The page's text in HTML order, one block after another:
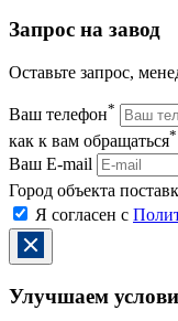
Запрос на завод
Оставьте запрос,
Ваш телефон*
как к вам обращаться*
Ваш E-mail
Город объекта
Я согласен с
Улучшаем